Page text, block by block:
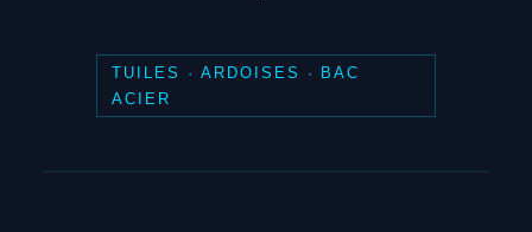
TUILES · ARDOISES · BAC
ACIER